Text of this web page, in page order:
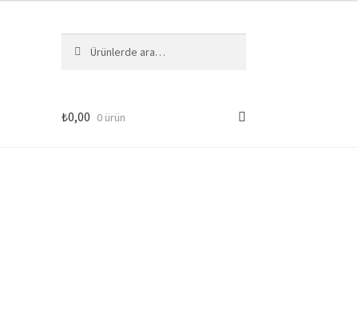
₺0,00 0 ürün